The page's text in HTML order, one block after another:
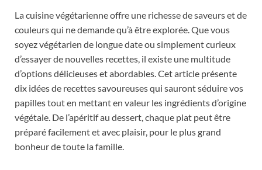
La cuisine végétarienne offre une richesse de saveurs et de
couleurs qui ne demande qu’à être explorée. Que vous
soyez végétarien de longue date ou simplement curieux
d’essayer de nouvelles recettes, il existe une multitude
d’options délicieuses et abordables. Cet article présente
dix idées de recettes savoureuses qui sauront séduire vos
papilles tout en mettant en valeur les ingrédients d’origine
végétale. De l’apéritif au dessert, chaque plat peut être
préparé facilement et avec plaisir, pour le plus grand
bonheur de toute la famille.